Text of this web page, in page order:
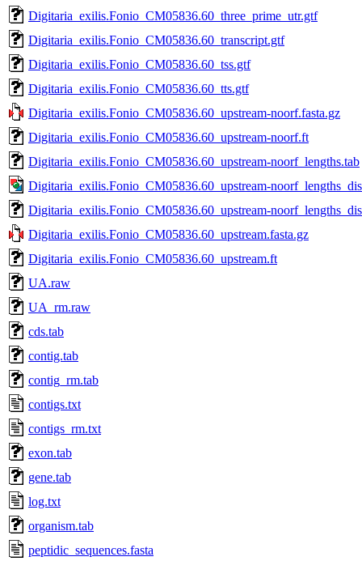
Digitaria_exilis.Fonio_CM05836.60_three_prime_utr.gtf
Digitaria_exilis.Fonio_CM05836.60_transcript.gtf
Digitaria_exilis.Fonio_CM05836.60_tss.gtf
Digitaria_exilis.Fonio_CM05836.60_tts.gtf
Digitaria_exilis.Fonio_CM05836.60_upstream-noorf.fasta.gz
Digitaria_exilis.Fonio_CM05836.60_upstream-noorf.ft
Digitaria_exilis.Fonio_CM05836.60_upstream-noorf_lengths.tab
Digitaria_exilis.Fonio_CM05836.60_upstream-
Digitaria_exilis.Fonio_CM05836.60_upstream-
Digitaria_exilis.Fonio_CM05836.60_upstream.fasta.gz
Digitaria_exilis.Fonio_CM05836.60_upstream.ft
UA.raw
UA_rm.raw
cds.tab
contig.tab
contig_rm.tab
contigs.txt
contigs_rm.txt
exon.tab
gene.tab
log.txt
organism.tab
peptidic_sequences.fasta